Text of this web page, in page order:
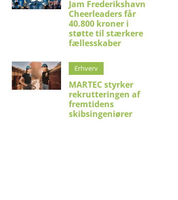
Jam Frederikshavn
Cheerleaders får
40.800 kroner i
støtte til stærkere
fællesskaber
Erhverv
MARTEC styrker
rekrutteringen af
fremtidens
skibsingeniører